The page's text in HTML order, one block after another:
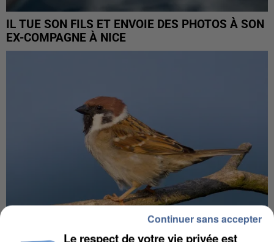
IL TUE SON FILS ET ENVOIE DES PHOTOS À SON
EX-COMPAGNE À NICE
Le respect de votre vie privée est
Continuer sans accepter